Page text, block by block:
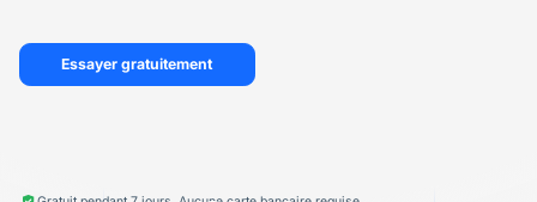
Essayer gratuitement